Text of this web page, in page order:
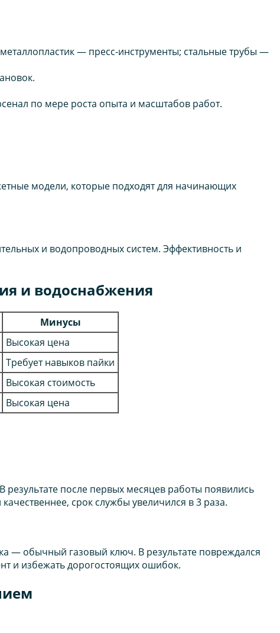
— пресс-инструменты; стальные трубы —
по мере роста опыта и масштабов работ.
модели, которые подходят для начинающих
и водопроводных систем. Эффективность и
и водоснабжения
Минусы
Высокая цена
Требует навыков пайки
Высокая стоимость
Высокая цена
после первых месяцев работы появились
срок службы увеличился в 3 раза.
— обычный газовый ключ. В результате повреждался
и избежать дорогостоящих ошибок.